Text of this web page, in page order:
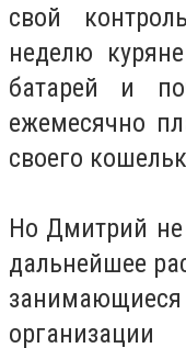
свой
неделю
батарей и
ежемесячно
своего
Но Дмитрий не
дальнейшее